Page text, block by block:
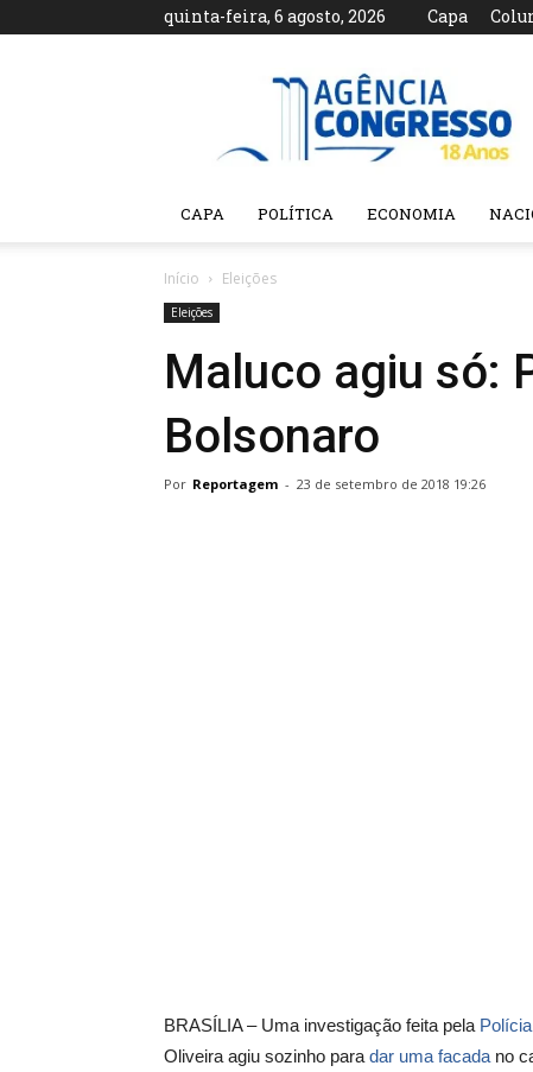
quinta-feira, 6 agosto, 2026 Capa
Agência
CAPA POLÍTICA ECONOMIA
Início Eleições
Eleições
Maluco agiu só:
Bolsonaro
Por Reportagem - 23 de setembro de 2018 19:26
BRASÍLIA – Uma investigação feita pela
Oliveira agiu sozinho para dar uma facada no